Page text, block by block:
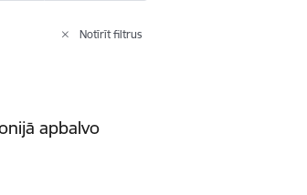
Notīrīt filtrus
apbalvo